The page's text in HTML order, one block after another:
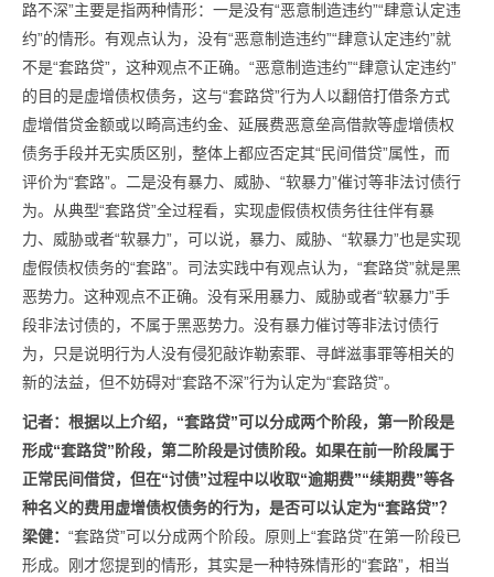
路不深”主要是指两种情形：一是没有“恶意制造违约”“肆意认定违
约”的情形。有观点认为，没有“恶意制造违约”“肆意认定违约”就
不是“套路贷”，这种观点不正确。“恶意制造违约”“肆意认定违约”
的目的是虚增债权债务，这与“套路贷”行为人以翻倍打借条方式
虚增借贷金额或以畸高违约金、延展费恶意垒高借款等虚增债权
债务手段并无实质区别，整体上都应否定其“民间借贷”属性，而
评价为“套路”。二是没有暴力、威胁、“软暴力”催讨等非法讨债行
为。从典型“套路贷”全过程看，实现虚假债权债务往往伴有暴
力、威胁或者“软暴力”，可以说，暴力、威胁、“软暴力”也是实现
虚假债权债务的“套路”。司法实践中有观点认为，“套路贷”就是黑
恶势力。这种观点不正确。没有采用暴力、威胁或者“软暴力”手
段非法讨债的，不属于黑恶势力。没有暴力催讨等非法讨债行
为，只是说明行为人没有侵犯敲诈勒索罪、寻衅滋事罪等相关的
新的法益，但不妨碍对“套路不深”行为认定为“套路贷”。
记者： 根据以上介绍，“套路贷”可以分成两个阶段，第一阶段是
形成“套路贷”阶段，第二阶段是讨债阶段。 如果在前一阶段属于
正常民间借贷，但在“讨债”过程中以收取“逾期费”“续期费”等各
种名义的费用虚增债权债务的行为，是否可以认定为“套路贷”？
梁健： “套路贷”可以分成两个阶段。原则上“套路贷”在第一阶段已
形成。刚才您提到的情形，其实是一种特殊情形的“套路”，相当